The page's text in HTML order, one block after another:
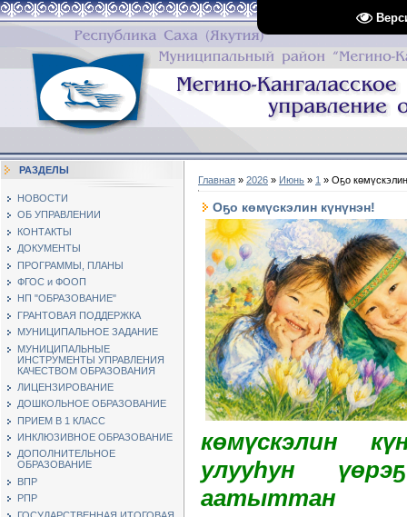
РАЗДЕЛЫ
НОВОСТИ
ОБ УПРАВЛЕНИИ
КОНТАКТЫ
ДОКУМЕНТЫ
ПРОГРАММЫ, ПЛАНЫ
ФГОС и ФООП
НП "ОБРАЗОВАНИЕ"
ГРАНТОВАЯ ПОДДЕРЖКА
МУНИЦИПАЛЬНОЕ ЗАДАНИЕ
МУНИЦИПАЛЬНЫЕ
ИНСТРУМЕНТЫ УПРАВЛЕНИЯ
КАЧЕСТВОМ ОБРАЗОВАНИЯ
ЛИЦЕНЗИРОВАНИЕ
ДОШКОЛЬНОЕ ОБРАЗОВАНИЕ
ПРИЕМ В 1 КЛАСС
ИНКЛЮЗИВНОЕ ОБРАЗОВАНИЕ
ДОПОЛНИТЕЛЬНОЕ
ОБРАЗОВАНИЕ
ВПР
РПР
Главная » 2026 » Июнь » 1 » Оҕо
Оҕо көмүскэлин күнүнэн!
көмүскэлин
улууһун
аатыттан